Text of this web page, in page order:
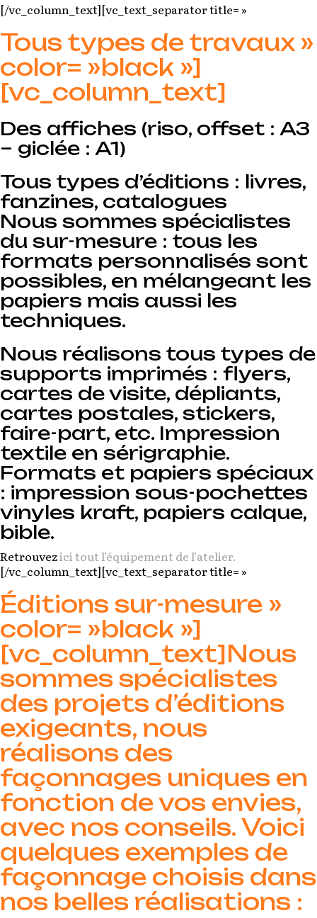
[/vc_column_text][vc_text_separator title= »
Tous types de travaux »
color= »black »]
[vc_column_text]
Des affiches (riso, offset : A3
– giclée : A1)
Tous types d’éditions : livres,
fanzines, catalogues
Nous sommes spécialistes
du sur-mesure : tous les
formats personnalisés sont
possibles, en mélangeant les
papiers mais aussi les
techniques.
Nous réalisons tous types de
supports imprimés : flyers,
cartes de visite, dépliants,
cartes postales, stickers,
faire-part, etc. Impression
textile en sérigraphie.
Formats et papiers spéciaux
: impression sous-pochettes
vinyles kraft, papiers calque,
bible.
Retrouvezici tout l’équipement de l’atelier.
[/vc_column_text][vc_text_separator title= »
Éditions sur-mesure »
color= »black »]
[vc_column_text]Nous
sommes spécialistes
des projets d’éditions
exigeants, nous
réalisons des
façonnages uniques en
fonction de vos envies,
avec nos conseils. Voici
quelques exemples de
façonnage choisis dans
nos belles réalisations :